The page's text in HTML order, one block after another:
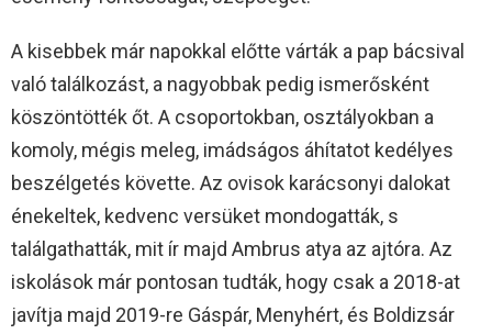
A kisebbek már napokkal előtte várták a pap bácsival
való találkozást, a nagyobbak pedig ismerősként
köszöntötték őt. A csoportokban, osztályokban a
komoly, mégis meleg, imádságos áhítatot kedélyes
beszélgetés követte. Az ovisok karácsonyi dalokat
énekeltek, kedvenc versüket mondogatták, s
találgathatták, mit ír majd Ambrus atya az ajtóra. Az
iskolások már pontosan tudták, hogy csak a 2018-at
javítja majd 2019-re Gáspár, Menyhért, és Boldizsár